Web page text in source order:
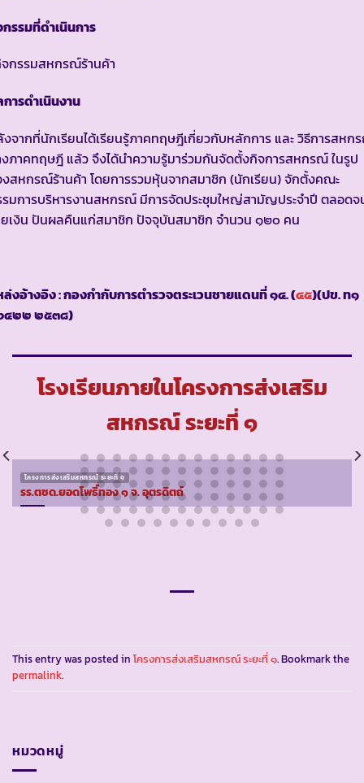
รรมที่ดำเนินการ
กรรมสหกรณ์ร้านค้า
ารดำเนินงาน
จากที่นักเรียนได้เรียนรู้ภาคทฤษฎีเกี่ยวกับหลักการ และ วิธีการสหก
ภาคทฤษฎี แล้ว จึงได้นำความรู้มาร่วมกันจัดตั้งกิจการสหกรณ์ ในรูป
สหกรณ์ร้านค้า โดยการรวมหุ้นจากสมาชิก (นักเรียน) จักตั้งคณะ
มการบริหารงานสหกรณ์ มีการจัดประชุมใหญ่สามัญประจำปี ตลอดจ
เงิน ปันผลคืนแก่สมาชิก ปัจจุบันสมาชิก จำนวน ๑๒๐ คน
งอ้างอิง : กองกำกับการตำรวจตระเวนชายแดนที่ ๑๔. (๔๕)(ปข. ท๑
๔๒๒ ๒๕๓๘)
โรงเรียนภายในโครงการส่งเสริม
สหกรณ์ ระยะที่ ๑
โครงการส่งเสริมสหกรณ์ ระยะที่ ๑
รร.ตชด.ยอดโพธิ์ทอง ๑ จ. อุตรดิตถ์
This entry was posted in โครงการส่งเสริมสหกรณ์ ระยะที่ ๑. Bookmark the
permalink.
หมวดหมู่